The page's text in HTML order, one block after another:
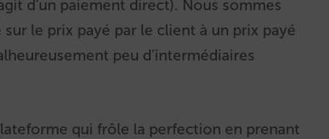
d’un paiement direct). Nous sommes
le prix payé par le client à un prix payé
peu d’intermédiaires
qui frôle la perfection en prenant